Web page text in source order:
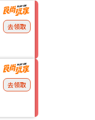
去領取
去領取